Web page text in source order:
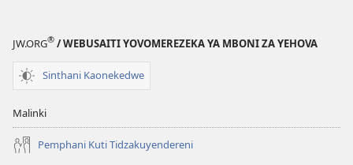
JW.ORG® / WEBUSAITI YOVOMEREZEKA YA MBONI ZA YEHOVA
Sinthani Kaonekedwe
Malinki
Pemphani Kuti Tidzakuyendereni